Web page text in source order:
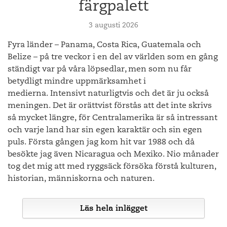
och fortsätter att växa för varje år som går. Som
huvudarkitekt till satsningen har man valt den japanska
arkitekten Tadao Ando. Utöver några få mindre gallerier är
den stora konstsatsningen utlagd längs en två till tre timmars
lång promenad på vingården. Några av världens största
arkitekter som Frank O Gehry, Kengo Kuma, Jean Nouvel,
Renzo Piano och Tadao Ando själv har fått skapa verk som är
lika stora delar arkitektur som konst. I år har man fortsatt sin
satsning på det japanska och placerat flera verk av en av
Japans största samtida konstnärer, Yoshitomo Nara, i sin
stora skulpturpark.
Hiroshi Sugimotos skulpturala verk utanför Tadao Andos byggnad, Chateau
Yoshitomo Naras skulpturala verk
färgpalett
3 augusti 2026
Fyra länder – Panama, Costa Rica, Guatemala och
Belize – på tre veckor i en del av världen som en gång
ständigt var på våra löpsedlar, men som nu får
betydligt mindre uppmärksamhet i
medierna. Intensivt naturligtvis och det är ju också
meningen. Det är orättvist förstås att det inte skrivs
så mycket längre, för Centralamerika är så intressant
och varje land har sin egen karaktär och sin egen
puls. Första gången jag kom hit var 1988 och då
besökte jag även Nicaragua och Mexiko. Nio månader
tog det mig att med ryggsäck försöka förstå kulturen,
historian, människorna och naturen.
Läs hela inlägget